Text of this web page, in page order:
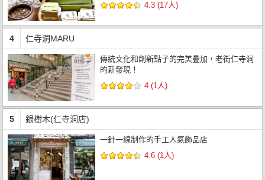
4.3 (17人)
4 仁寺洞MARU
傳統文化和創新點子的完美疊加，老街仁寺洞
的新發現！
4 (1人)
5 銀樹木(仁寺洞店)
一針一線制作的手工人氣飾品店
4.6 (1人)